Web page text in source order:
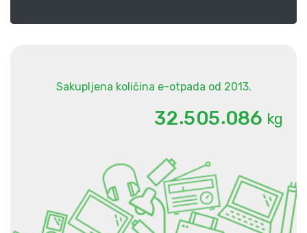
Sakupljena količina e-otpada od 2013.
32.505.086 kg